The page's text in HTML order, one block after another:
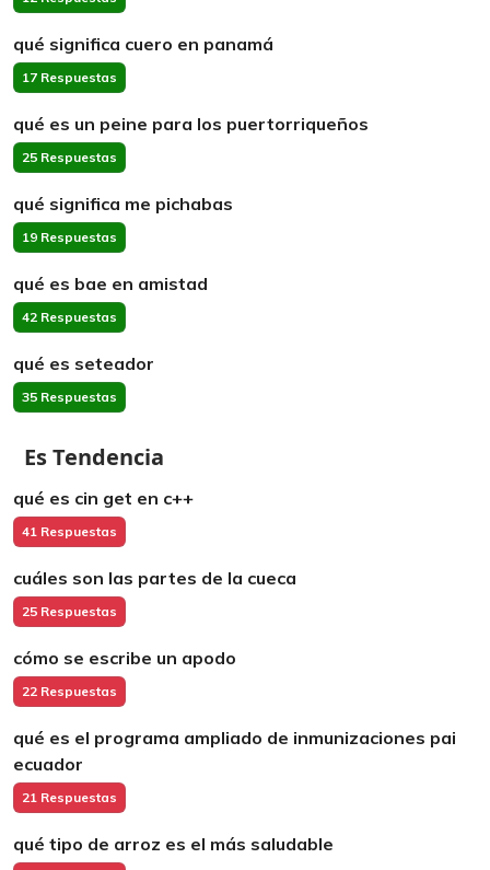
qué significa cuero en panamá
17 Respuestas
qué es un peine para los puertorriqueños
25 Respuestas
qué significa me pichabas
19 Respuestas
qué es bae en amistad
42 Respuestas
qué es seteador
35 Respuestas
Es Tendencia
qué es cin get en c++
41 Respuestas
cuáles son las partes de la cueca
25 Respuestas
cómo se escribe un apodo
22 Respuestas
qué es el programa ampliado de inmunizaciones pai
ecuador
21 Respuestas
qué tipo de arroz es el más saludable